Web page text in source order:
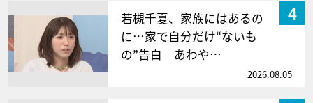
4
若槻千夏、家族にはあるの
に…家で自分だけ“ないも
の”告白 あわや…
2026.08.05